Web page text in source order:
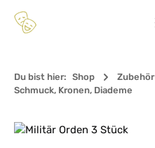
Zum Hauptinhalt springen
Du bist hier: Shop Zubehör
Schmuck, Kronen, Diademe
Bildergalerie überspringen